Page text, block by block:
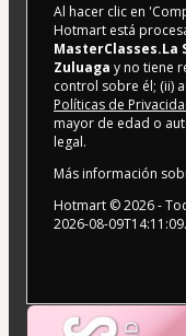
Al hacer clic en
Hotmart está
MasterClasses.La
Zuluaga y no tiene
control sobre él; (ii)
Políticas de
mayor de edad o
legal.
Más información
Hotmart ©2026-
2026-08-